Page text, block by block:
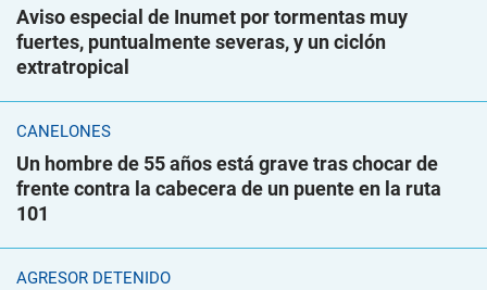
Aviso especial de Inumet por tormentas muy
fuertes, puntualmente severas, y un ciclón
extratropical
CANELONES
Un hombre de 55 años está grave tras chocar de
frente contra la cabecera de un puente en la ruta
101
AGRESOR DETENIDO